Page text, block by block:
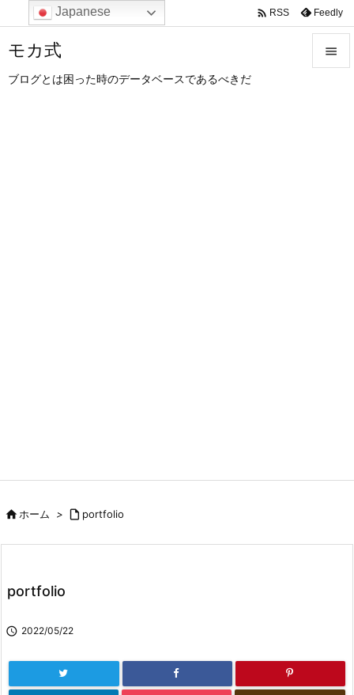
モカ式
ブログとは困った時のデータベースであるべきだ

 RSS Feedly
ホーム >  portfolio
portfolio
 2022/05/22
Japanese